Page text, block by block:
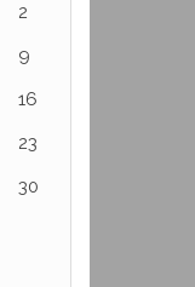
2
9
16
23
30